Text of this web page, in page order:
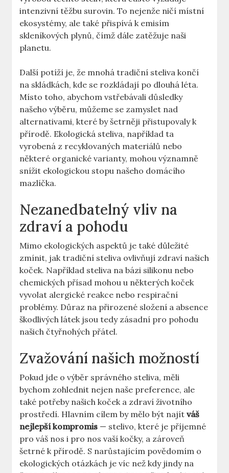
intenzivní těžbu surovin. To nejenže ničí místní
ekosystémy, ale také přispívá k emisím
skleníkových plynů, čímž dále zatěžuje naši
planetu.
Další potíží je, že mnohá tradiční steliva končí
na skládkách, kde se rozkládají po dlouhá léta.
Místo toho, abychom vstřebávali důsledky
našeho výběru, můžeme se zamyslet nad
alternativami, které by šetrněji přistupovaly k
přírodě. Ekologická steliva, například ta
vyrobená z recyklovaných materiálů nebo
některé organické varianty, mohou významně
snížit ekologickou stopu našeho domácího
mazlíčka.
Nezanedbatelný vliv na
zdraví a pohodu
Mimo ekologických aspektů je také důležité
zmínit, jak tradiční steliva ovlivňují zdraví našich
koček. Například steliva na bázi silikonu nebo
chemických přísad mohou u některých koček
vyvolat alergické reakce nebo respirační
problémy. Důraz na přirozené složení a absence
škodlivých látek jsou tedy zásadní pro pohodu
našich čtyřnohých přátel.
Zvažování našich možností
Pokud jde o výběr správného steliva, měli
bychom zohlednit nejen naše preference, ale
také potřeby našich koček a zdraví životního
prostředí. Hlavním cílem by mělo být najítváš
nejlepší kompromis — stelivo, které je příjemné
pro váš nos i pro nos vaší kočky, a zároveň
šetrné k přírodě. S narůstajícím povědomím o
ekologických otázkách je víc než kdy jindy na